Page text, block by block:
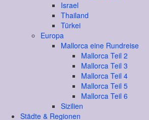
Israel
Thailand
Türkei
Europa
Mallorca eine Rundreise
Mallorca Teil 2
Mallorca Teil 3
Mallorca Teil 4
Mallorca Teil 5
Mallorca Teil 6
Sizilien
Städte & Regionen